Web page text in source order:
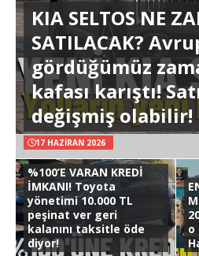
KIA SELTOS NE
SATILACAK?
gördüğümüz
kafası karıştı!
değişmiş olabilir!
17 HAZIRAN 2026
%100’E VARAN KREDİ
İMKANI! Toyota
yönetimi 10.000 TL
peşinat ver geri
kalanını taksitle öde
diyor!
o